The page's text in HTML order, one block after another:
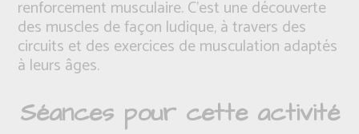
renforcement musculaire. C’est une découverte
des muscles de façon ludique, à travers des
circuits et des exercices de musculation adaptés
à leurs âges.
Séances pour cette activité